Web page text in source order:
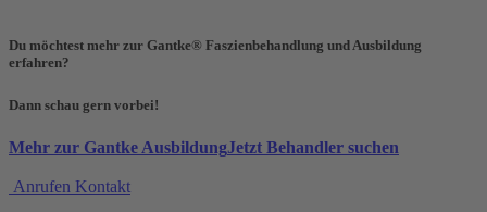
Du möchtest mehr zur Gantke® Faszienbehandlung und Ausbildung
erfahren?
Dann schau gern vorbei!
Mehr zur Gantke AusbildungJetzt Behandler suchen
Anrufen Kontakt